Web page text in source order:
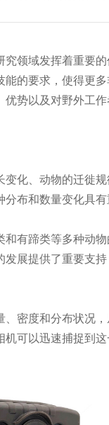
领域发挥着重要
的要求，使得更
势以及对野外工
化、动物的迁徙
布和数量变化具有
有蹄类等多种动
展提供了重要支
密度和分布状况
可以迅速捕捉到